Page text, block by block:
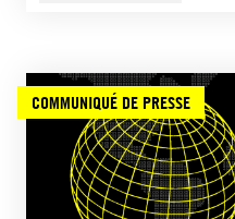
COMMUNIQUÉ DE PRESSE